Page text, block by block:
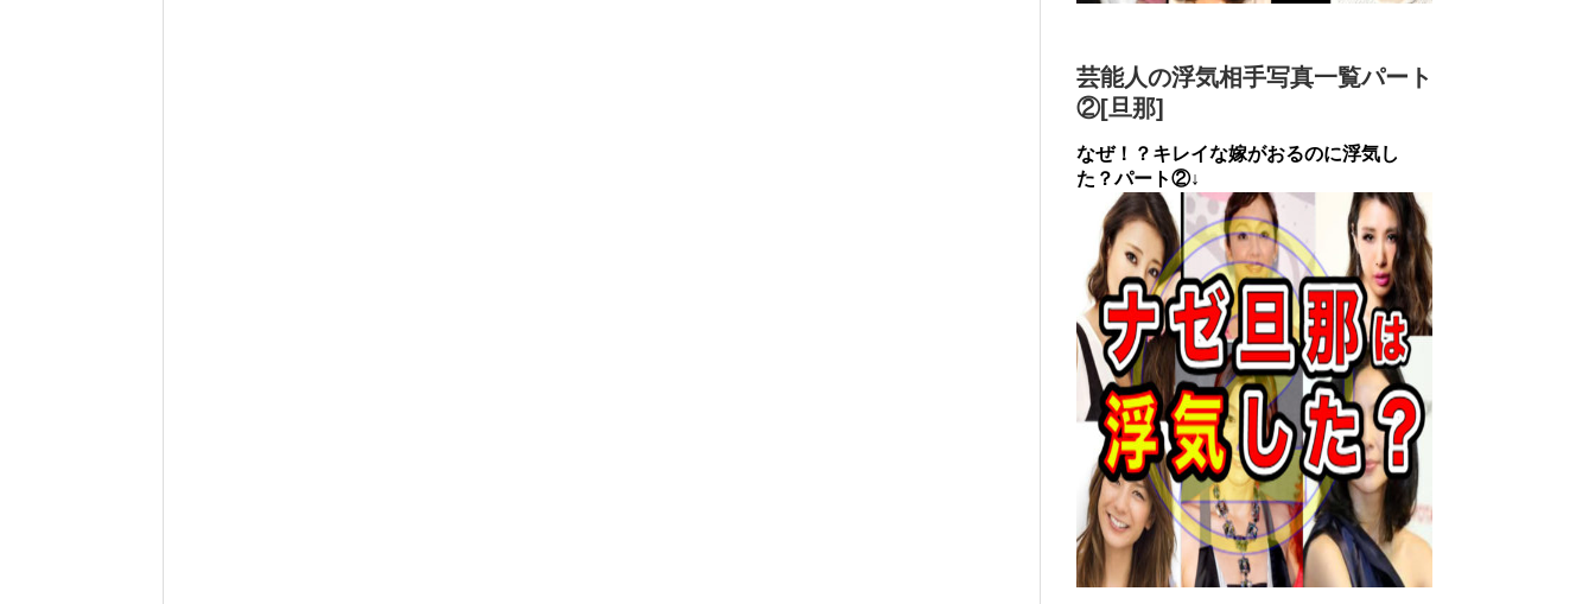
芸能人の浮気相手写真一覧パート
②[旦那]
なぜ！？キレイな嫁がおるのに浮気し
た？パート②↓